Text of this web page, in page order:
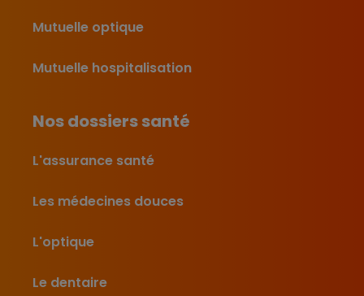
Mutuelle optique
Mutuelle hospitalisation
Nos dossiers santé
L'assurance santé
Les médecines douces
L'optique
Le dentaire